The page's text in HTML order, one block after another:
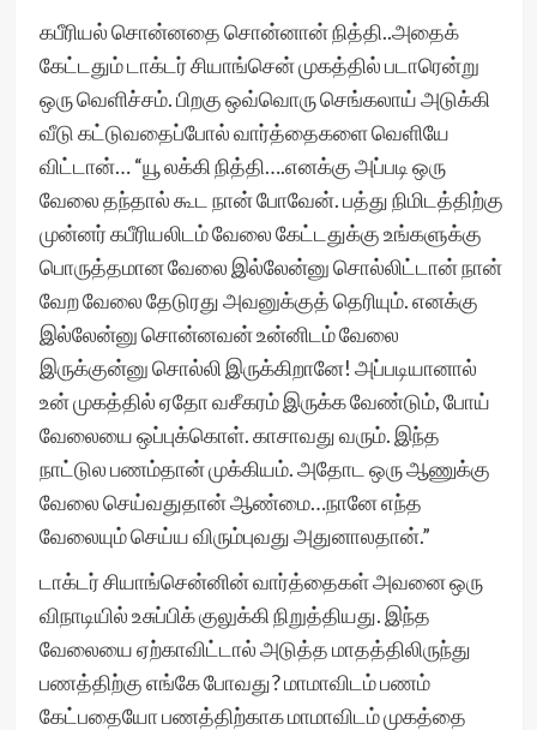
கபீரியல் சொன்னதை சொன்னான் நித்தி..அதைக்
கேட்டதும் டாக்டர் சியாங்சென் முகத்தில் படாரென்று
ஒரு வெளிச்சம். பிறகு ஒவ்வொரு செங்கலாய் அடுக்கி
வீடு கட்டுவதைப்போல் வார்த்தைகளை வெளியே
விட்டான்… “யூ லக்கி நித்தி….எனக்கு அப்படி ஒரு
வேலை தந்தால் கூட நான் போவேன். பத்து நிமிடத்திற்கு
முன்னர் கபீரியலிடம் வேலை கேட்டதுக்கு உங்களுக்கு
பொருத்தமான வேலை இல்லேன்னு சொல்லிட்டான் நான்
வேற வேலை தேடுரது அவனுக்குத் தெரியும். எனக்கு
இல்லேன்னு சொன்னவன் உன்னிடம் வேலை
இருக்குன்னு சொல்லி இருக்கிறானே! அப்படியானால்
உன் முகத்தில் ஏதோ வசீகரம் இருக்க வேண்டும், போய்
வேலையை ஒப்புக்கொள். காசாவது வரும். இந்த
நாட்டுல பணம்தான் முக்கியம். அதோட ஒரு ஆணுக்கு
வேலை செய்வதுதான் ஆண்மை…நானே எந்த
வேலையும் செய்ய விரும்புவது அதுனாலதான்.”
டாக்டர் சியாங்சென்னின் வார்த்தைகள் அவனை ஒரு
விநாடியில் உசுப்பிக் குலுக்கி நிறுத்தியது. இந்த
வேலையை ஏற்காவிட்டால் அடுத்த மாதத்திலிருந்து
பணத்திற்கு எங்கே போவது? மாமாவிடம் பணம்
கேட்பதையோ பணத்திற்காக மாமாவிடம் முகத்தை